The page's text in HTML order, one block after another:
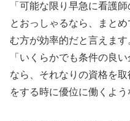
「可能な限り早急に看護
とおっしゃるなら、まと
む方が効率的だと言えます
「いくらかでも条件の良
なら、それなりの資格を
をする時に優位に働くよう